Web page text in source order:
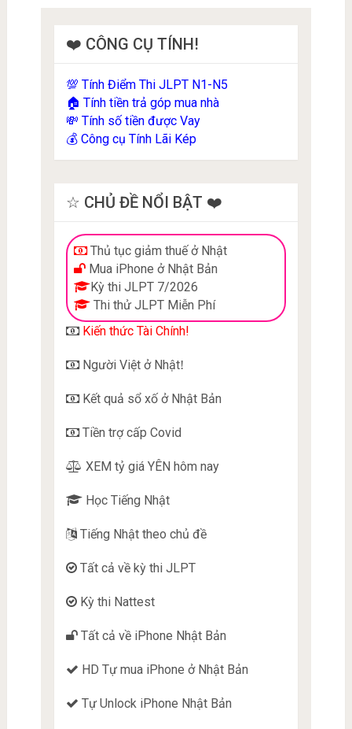
❤️ CÔNG CỤ TÍNH!
💯 Tính Điểm Thi JLPT N1-N5
🏠 Tính tiền trả góp mua nhà
💸 Tính số tiền được Vay
💰 Công cụ Tính Lãi Kép
☆ CHỦ ĐỀ NỔI BẬT ❤️
Thủ tục giảm thuế ở Nhật
Mua iPhone ở Nhật Bản
Kỳ thi JLPT 7/2026
Thi thử JLPT Miễn Phí
Kiến thức Tài Chính!
Người Việt ở Nhật!
Kết quả sổ xố ở Nhật Bản
Tiền trợ cấp Covid
XEM tỷ giá YÊN hôm nay
Học Tiếng Nhật
Tiếng Nhật theo chủ đề
Tất cả về kỳ thi JLPT
Kỳ thi Nattest
Tất cả về iPhone Nhật Bản
HD Tự mua iPhone ở Nhật Bản
Tự Unlock iPhone Nhật Bản